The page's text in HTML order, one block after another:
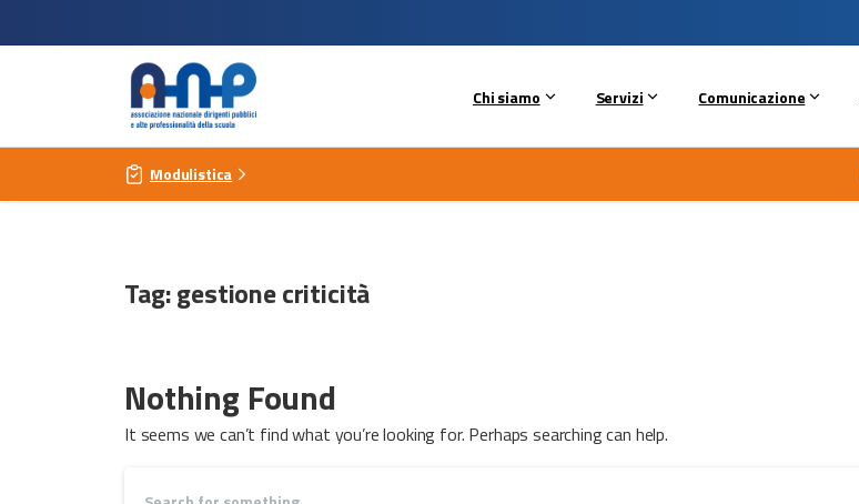
Chi siamo Servizi Comunicazione
Modulistica
Tag:gestione criticità
Nothing Found
It seems we can’t find what you’re looking for. Perhaps searching can help.